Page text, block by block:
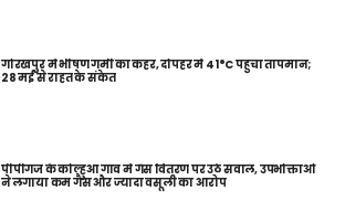
गोरखपुर में भीषण गर्मी का कहर, दोपहर में 41°C पहुंचा तापमान;
28 मई से राहत के संकेत
पीपीगंज के कोल्हुआ गांव में गैस वितरण पर उठे सवाल, उपभोक्ताओं
ने लगाया कम गैस और ज्यादा वसूली का आरोप